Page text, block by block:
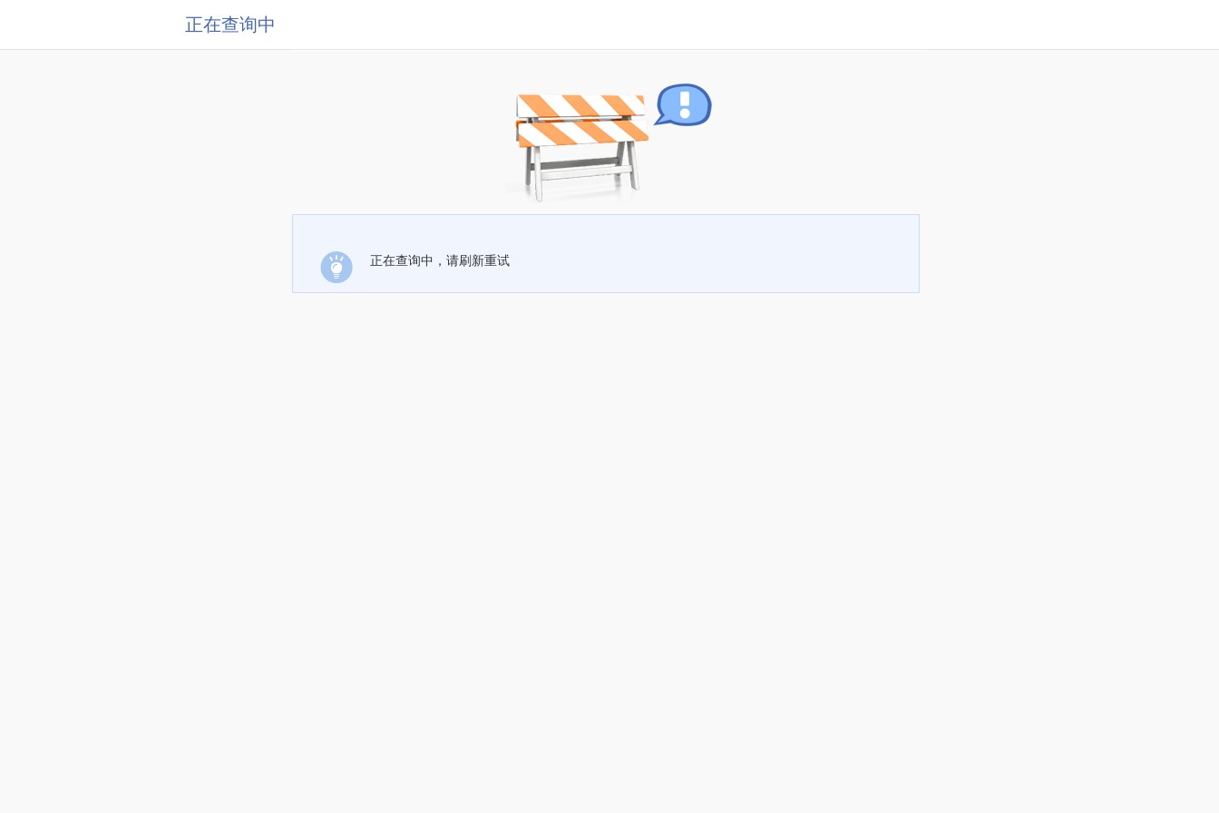
正在查询中
正在查询中，请刷新重试